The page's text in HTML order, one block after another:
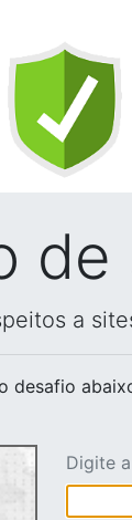
de
a
desafio
Digite